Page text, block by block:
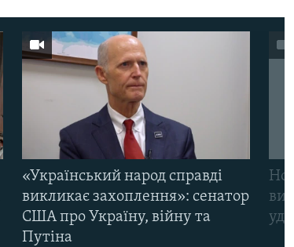
«Український народ справді
викликає захоплення»: сенатор
США про Україну, війну та
Путіна